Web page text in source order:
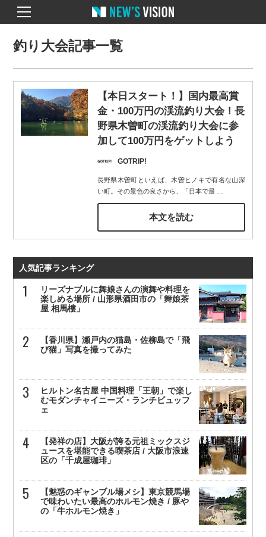
釣り大会記事一覧
【本日スタート！】国内最高賞
金・100万円の渓流釣り大会！長
野県木曽町の渓流釣り大会に参
加して100万円をゲットしよう
GOTRIP!
長野県木曽町といえば、木曽ヒノキで有名な山深
い町。その景色の良さから、「日本で最…
本文を読む
人気記事ランキング
リーズナブルに舞娘さんの演舞や料理を
楽しめる場所 / 山形県酒田市の「舞娘茶
屋 相馬樓」
【香川県】瀬戸内の猫島・佐柳島で「飛
び猫」写真を撮ってみた
ヒルトン名古屋 中国料理「王朝」で楽し
むモダンチャイニーズ・ランチビュッフ
ェ
【発祥の店】大阪が誇る元祖ミックスジ
ュースを堪能できる喫茶店 / 大阪市浪速
区の「千成屋珈琲」
【魅惑のギャンブル場メシ】東京競馬場
で味わいたい最高のホルモン焼き / 豚や
の「牛ホルモン焼き」